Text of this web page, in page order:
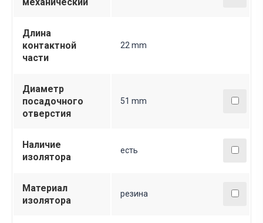
Длина
контактной
части
22 mm
Диаметр
посадочного
отверстия
51 mm
Наличие
изолятора
есть
Материал
изолятора
резина